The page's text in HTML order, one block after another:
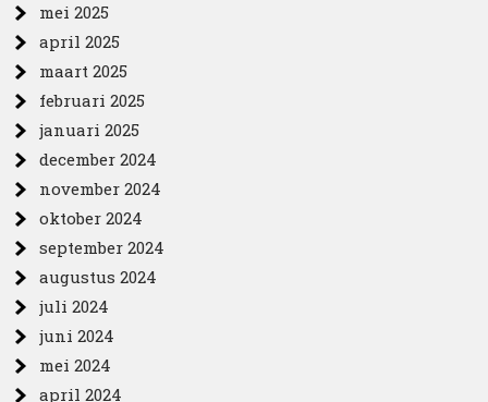
mei 2025
april 2025
maart 2025
februari 2025
januari 2025
december 2024
november 2024
oktober 2024
september 2024
augustus 2024
juli 2024
juni 2024
mei 2024
april 2024